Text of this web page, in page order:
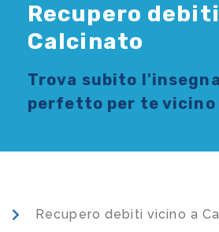
Recupero
Calcinato
Trova subito l'
perfetto per te vicino
Recupero debiti vicino a